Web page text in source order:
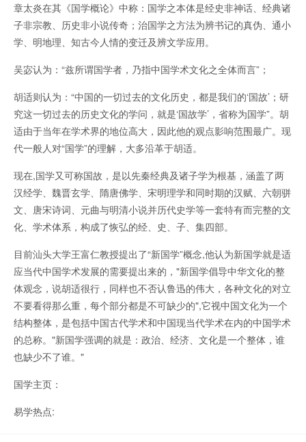
章太炎在其《国学概论》中称：国学之本体是经史非神话、经典诸
子非宗教、历史非小说传奇；治国学之方法为辨书记的真伪、通小
学、明地理、知古今人情的变迁及辨文学应用。
吴宓认为：“兹所谓国学者，乃指中国学术文化之全体而言”；
胡适则认为：“中国的一切过去的文化历史，都是我们的‘国故’；研
究这一切过去的历史文化的学问，就是‘国故学’，省称为国学”。胡
适由于当年在学术界的地位高大，因此他的观点影响范围最广。现
代一般人对“国学”的理解，大多沿革于胡适。
现在,国学又可称国故，是以先秦经典及诸子学为根基，涵盖了两
汉经学、魏晋玄学、隋唐佛学、宋明理学和同时期的汉赋、六朝骈
文、唐宋诗词、元曲与明清小说并历代史学等一套特有而完整的文
化、学术体系，构成了恢弘的经、史、子、集四部。
目前汕头大学王富仁教授提出了“新国学”概念,他认为新国学就是适
应当代中国学术发展的需要提出来的，"新国学倡导中华文化的整
体观念，说胡适很行，同样也不否认鲁迅的伟大，各种文化的对立
不要看得那么重，每个部分都是不可缺少的",它视中国文化为一个
结构整体，是包括中国古代学术和中国现当代学术在内的中国学术
的总称。"新国学强调的就是：政治、经济、文化是一个整体，谁
也缺少不了谁。"
国学主页：
易学热点: